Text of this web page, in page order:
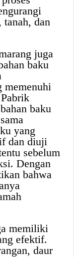
tanah, dan
juga
baku
memenuhi
baku
yang
dan diuji
sebelum
Dengan
bahwa
memiliki
efektif.
daur